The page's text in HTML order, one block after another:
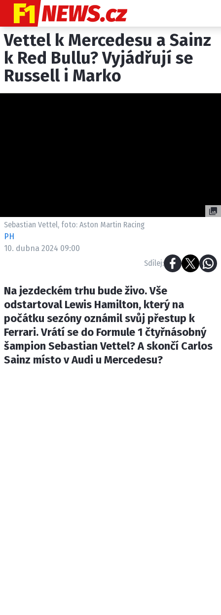
NOVINKY
GRAND PRIX
ETICKÝ KODEX
VYDAVATEL
INZERCE
OSOBNÍ ÚDAJE / COOKIES
Provozovatelem serveru F1NEWS.cz je
INCORP MEDIA GROUP s.r.o., IČ: 118 23
Vettel k Mercedesu a Sainz
k Red Bullu? Vyjádřují se
Russell i Marko
Sebastian Vettel, foto: Aston Martin Racing
PH
10. dubna 2024 09:00
Sdílej:
Na jezdeckém trhu bude živo. Vše
odstartoval Lewis Hamilton, který na
počátku sezóny oznámil svůj přestup k
Ferrari. Vrátí se do Formule 1 čtyřnásobný
šampion Sebastian Vettel? A skončí Carlos
Sainz místo v Audi u Mercedesu?